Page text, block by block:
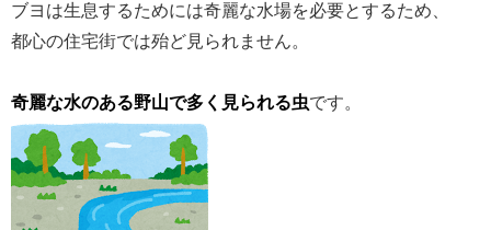
ブヨは生息するためには奇麗な水場を必要とするため、
都心の住宅街では殆ど見られません。
奇麗な水のある野山で多く見られる虫です。